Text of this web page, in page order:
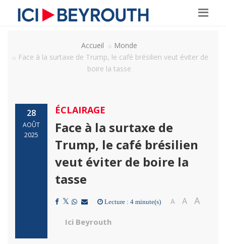
Accueil
Monde
Face à la surtaxe de Trump, le café brésilien veut éviter de
boire la tasse
28
AOÛT
2025
ÉCLAIRAGE
Face à la surtaxe de
Trump, le café brésilien
veut éviter de boire la
tasse
Lecture : 4 minute(s) A A A
Ici Beyrouth